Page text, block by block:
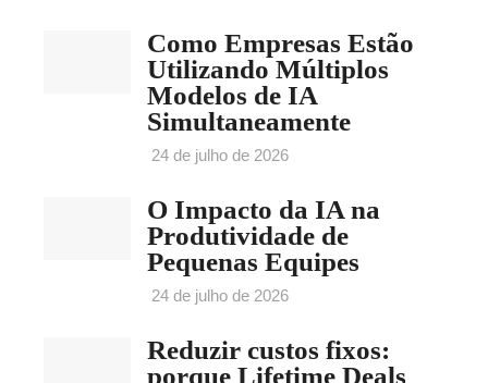
Como Empresas Estão
Utilizando Múltiplos
Modelos de IA
Simultaneamente
24 de julho de 2026
O Impacto da IA na
Produtividade de
Pequenas Equipes
24 de julho de 2026
Reduzir custos fixos:
porque Lifetime Deals